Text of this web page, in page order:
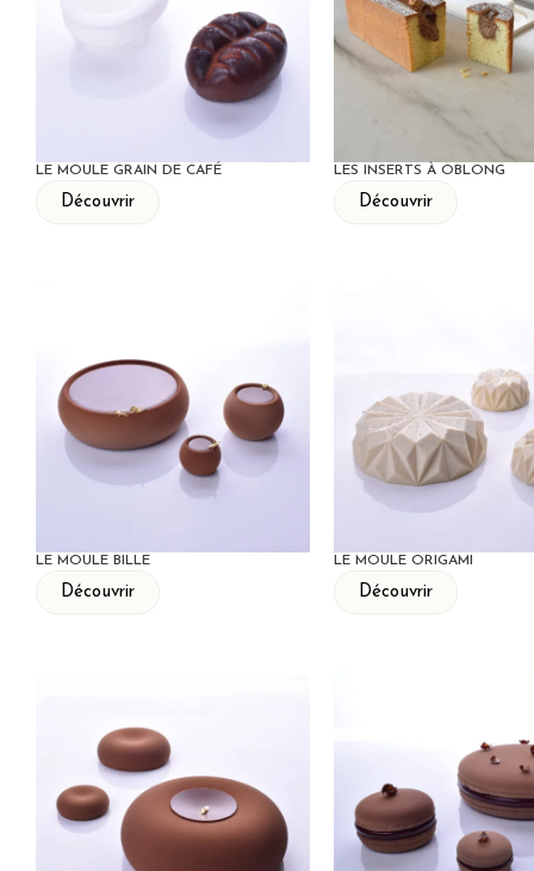
LE MOULE GRAIN DE CAFÉ
Découvrir
LES INSERTS À OBLONG
Découvrir
LE MOULE BILLE
Découvrir
LE MOULE ORIGAMI
Découvrir